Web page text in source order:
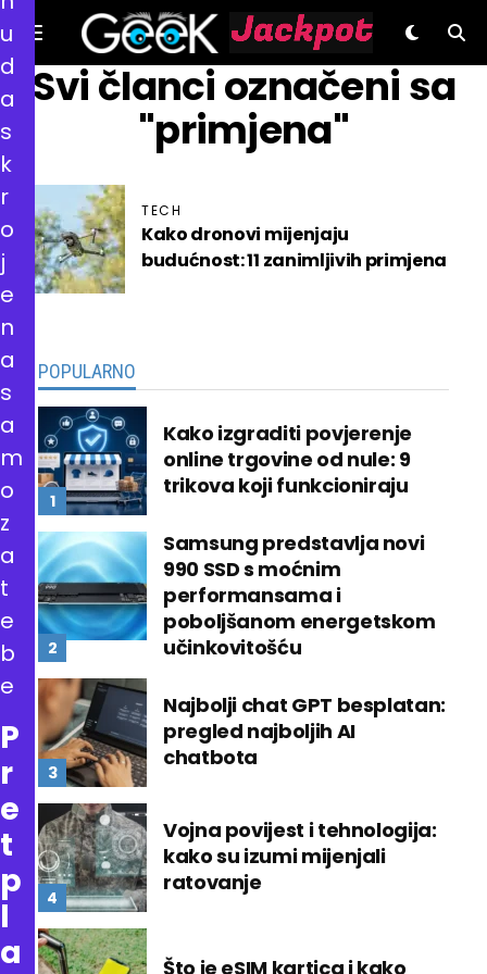
GeeK.hr
Svi članci označeni sa
"primjena"
TECH
Kako dronovi mijenjaju
budućnost: 11 zanimljivih primjena
POPULARNO
Kako izgraditi povjerenje
online trgovine od nule: 9
trikova koji funkcioniraju
Samsung predstavlja novi
990 SSD s moćnim
performansama i
poboljšanom energetskom
učinkovitošću
Najbolji chat GPT besplatan:
pregled najboljih AI
chatbota
Vojna povijest i tehnologija:
kako su izumi mijenjali
ratovanje
Što je eSIM kartica i kako
u
d
a
s
k
r
o
j
e
n
a
s
a
m
o
z
a
t
e
b
e
P
r
e
t
p
l
a